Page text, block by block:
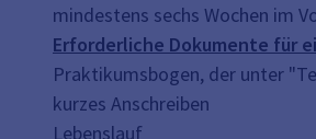
mindestens sechs Wochen im
Erforderliche Dokumente für
Praktikumsbogen, der unter
kurzes Anschreiben
Lebenslauf